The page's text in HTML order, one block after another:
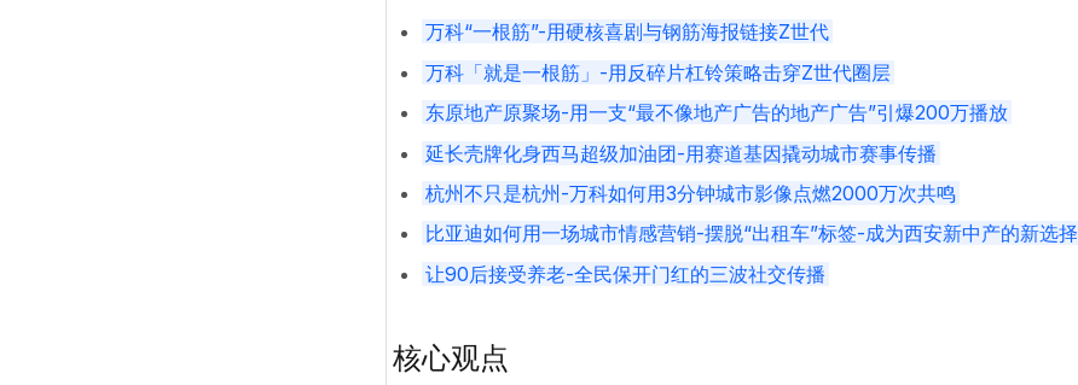
万科“一根筋”-用硬核喜剧与钢筋海报链接Z世代
万科「就是一根筋」-用反碎片杠铃策略击穿Z世代圈层
东原地产原聚场-用一支“最不像地产广告的地产广告”引爆200万播放
延长壳牌化身西马超级加油团-用赛道基因撬动城市赛事传播
杭州不只是杭州-万科如何用3分钟城市影像点燃2000万次共鸣
比亚迪如何用一场城市情感营销-摆脱“出租车”标签-成为西安新中产的新选择
让90后接受养老-全民保开门红的三波社交传播
核心观点